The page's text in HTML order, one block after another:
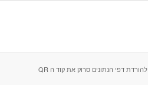
להורדת דפי הנתונים סרוק את קוד ה QR